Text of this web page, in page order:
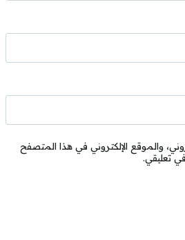
والموقع الإلكتروني في هذا المتصفح
تعليقي.